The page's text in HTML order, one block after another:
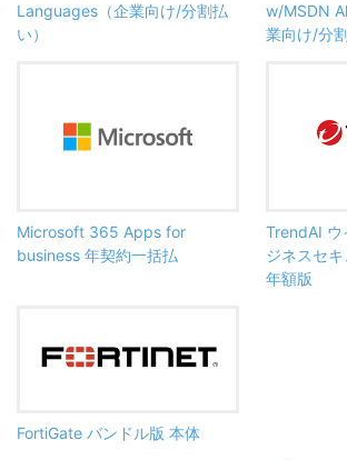
Languages（企業向け/分割払
い）
w/MSDN
業向け/分割
Microsoft 365 Apps for
business 年契約一括払
TrendAI ウ
ジネスセ
年額版
FortiGate バンドル版 本体